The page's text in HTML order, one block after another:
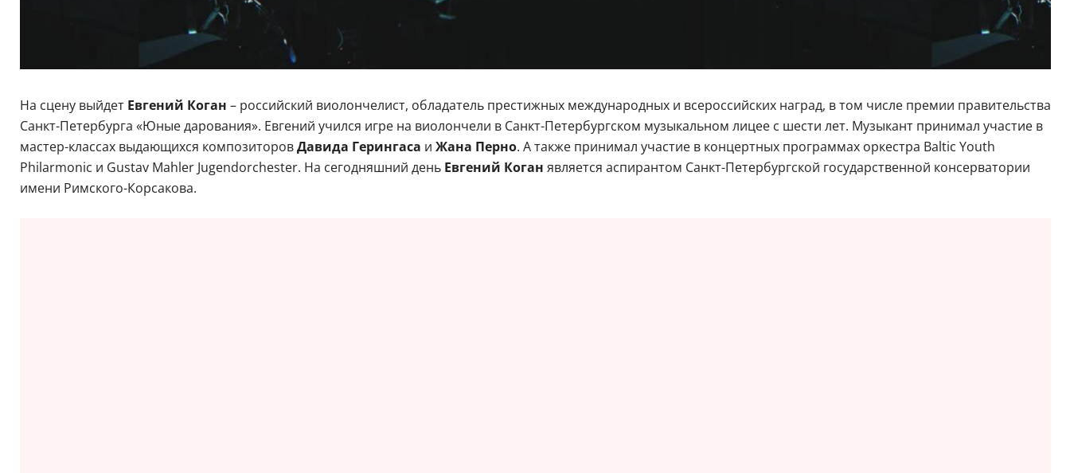
На сцену выйдетЕвгений Коган – российский виолончелист, обладатель престижных международных и всероссийских наград, в том числе премии правительства
Санкт-Петербурга «Юные дарования». Евгений учился игре на виолончели в Санкт-Петербургском музыкальном лицее с шести лет. Музыкант принимал участие в
мастер-классах выдающихся композиторовДавида Герингаса и Жана Перно. А также принимал участие в концертных программах оркестра Baltic Youth
Philarmonic и Gustav Mahler Jugendorchester. На сегодняшний день Евгений Коган является аспирантом Санкт-Петербургской государственной консерватории
имени Римского-Корсакова.